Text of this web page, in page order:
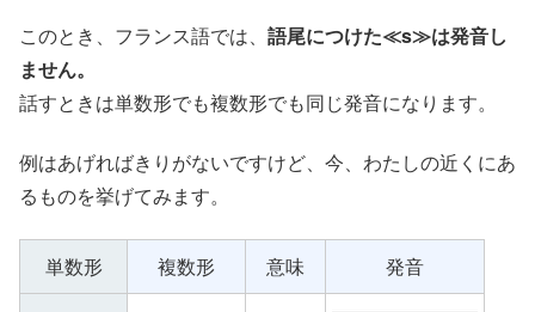
このとき、フランス語では、 語尾につけた≪s≫は発音し
ません。
話すときは単数形でも複数形でも同じ発音になります。
例はあげればきりがないですけど、今、わたしの近くにあ
るものを挙げてみます。
単数形 複数形 意味 発音